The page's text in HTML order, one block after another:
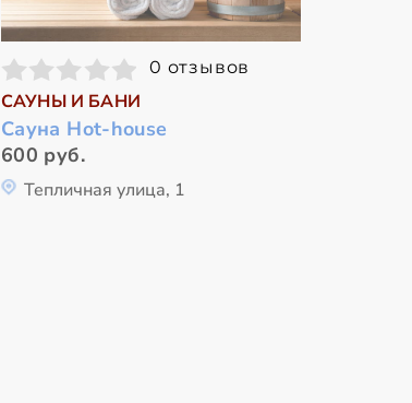
0 отзывов
САУНЫ И БАНИ
Сауна Hot-house
600 руб.
Тепличная улица, 1